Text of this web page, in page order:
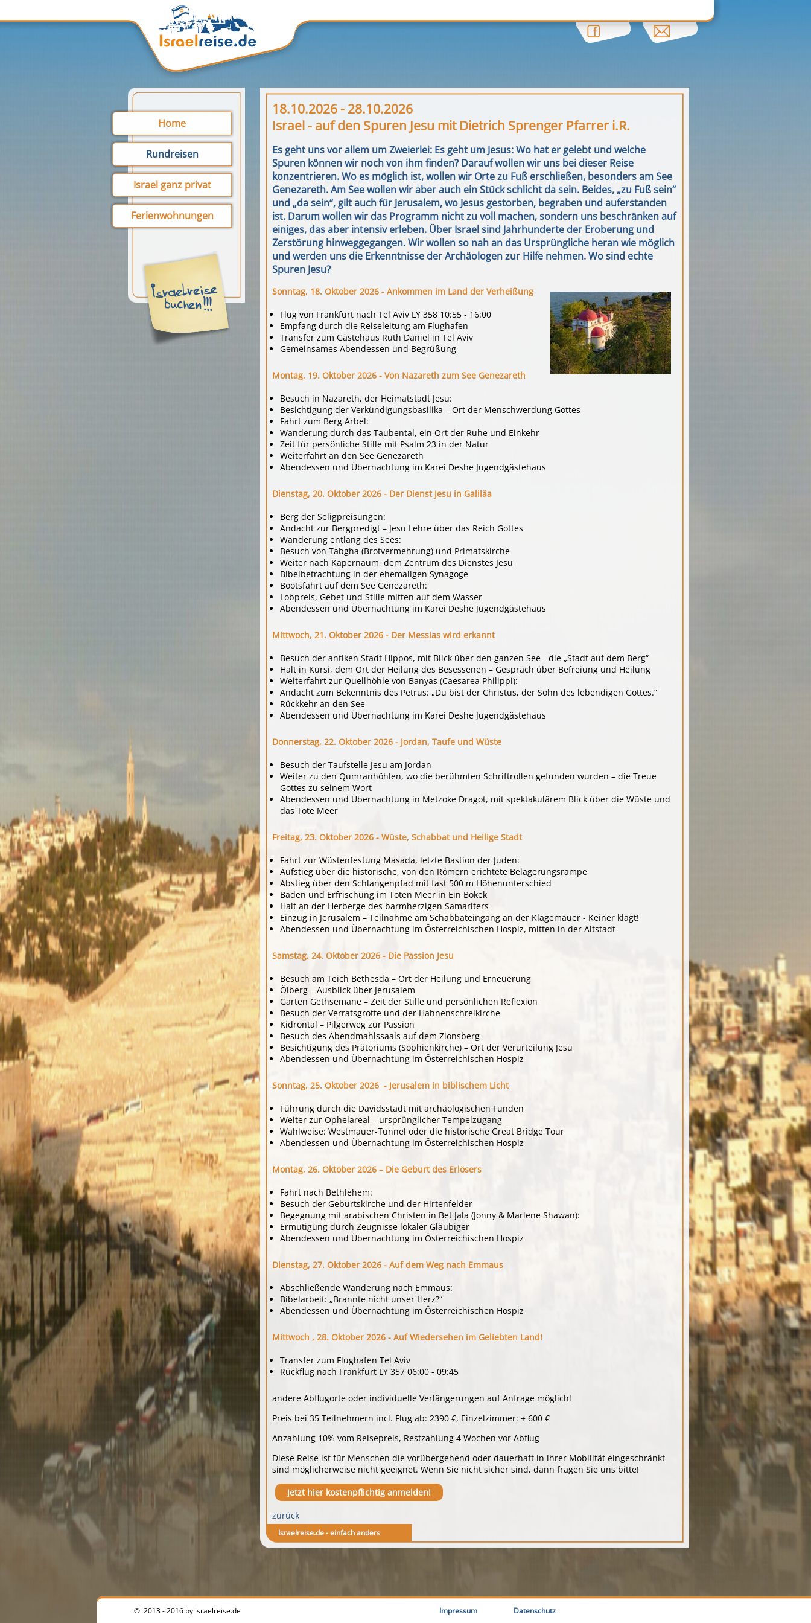
Home
Rundreisen
Israel ganz privat
Ferienwohnungen
18.10.2026 - 28.10.2026
Israel - auf den Spuren Jesu mit Dietrich Sprenger Pfarrer i.R.
Es geht uns vor allem um Zweierlei: Es geht um Jesus: Wo hat er gelebt und welche
Spuren können wir noch von ihm finden? Darauf wollen wir uns bei dieser Reise
konzentrieren. Wo es möglich ist, wollen wir Orte zu Fuß erschließen, besonders am See
Genezareth. Am See wollen wir aber auch ein Stück schlicht da sein. Beides, „zu Fuß sein“
und „da sein“, gilt auch für Jerusalem, wo Jesus gestorben, begraben und auferstanden
ist. Darum wollen wir das Programm nicht zu voll machen, sondern uns beschränken auf
einiges, das aber intensiv erleben. Über Israel sind Jahrhunderte der Eroberung und
Zerstörung hinweggegangen. Wir wollen so nah an das Ursprüngliche heran wie möglich
und werden uns die Erkenntnisse der Archäologen zur Hilfe nehmen. Wo sind echte
Spuren Jesu?
Sonntag, 18. Oktober 2026 - Ankommen im Land der Verheißung
Flug von Frankfurt nach Tel Aviv LY 358 10:55 - 16:00
Empfang durch die Reiseleitung am Flughafen
Transfer zum Gästehaus Ruth Daniel in Tel Aviv
Gemeinsames Abendessen und Begrüßung
Montag, 19. Oktober 2026 - Von Nazareth zum See Genezareth
Besuch in Nazareth, der Heimatstadt Jesu:
Besichtigung der Verkündigungsbasilika – Ort der Menschwerdung Gottes
Fahrt zum Berg Arbel:
Wanderung durch das Taubental, ein Ort der Ruhe und Einkehr
Zeit für persönliche Stille mit Psalm 23 in der Natur
Weiterfahrt an den See Genezareth
Abendessen und Übernachtung im Karei Deshe Jugendgästehaus
Dienstag, 20. Oktober 2026 - Der Dienst Jesu in Galiläa
Berg der Seligpreisungen:
Andacht zur Bergpredigt – Jesu Lehre über das Reich Gottes
Wanderung entlang des Sees:
Besuch von Tabgha (Brotvermehrung) und Primatskirche
Weiter nach Kapernaum, dem Zentrum des Dienstes Jesu
Bibelbetrachtung in der ehemaligen Synagoge
Bootsfahrt auf dem See Genezareth:
Lobpreis, Gebet und Stille mitten auf dem Wasser
Abendessen und Übernachtung im Karei Deshe Jugendgästehaus
Mittwoch, 21. Oktober 2026 - Der Messias wird erkannt
Besuch der antiken Stadt Hippos, mit Blick über den ganzen See - die „Stadt auf dem Berg“
Halt in Kursi, dem Ort der Heilung des Besessenen – Gespräch über Befreiung und Heilung
Weiterfahrt zur Quellhöhle von Banyas (Caesarea Philippi):
Andacht zum Bekenntnis des Petrus: „Du bist der Christus, der Sohn des lebendigen Gottes.“
Rückkehr an den See
Abendessen und Übernachtung im Karei Deshe Jugendgästehaus
Donnerstag, 22. Oktober 2026 - Jordan, Taufe und Wüste
Besuch der Taufstelle Jesu am Jordan
Weiter zu den Qumranhöhlen, wo die berühmten Schriftrollen gefunden wurden – die Treue
Gottes zu seinem Wort
Abendessen und Übernachtung in Metzoke Dragot, mit spektakulärem Blick über die Wüste und
das Tote Meer
Freitag, 23. Oktober 2026 - Wüste, Schabbat und Heilige Stadt
Fahrt zur Wüstenfestung Masada, letzte Bastion der Juden:
Aufstieg über die historische, von den Römern erichtete Belagerungsrampe
Abstieg über den Schlangenpfad mit fast 500 m Höhenunterschied
Baden und Erfrischung im Toten Meer in Ein Bokek
Halt an der Herberge des barmherzigen Samariters
Einzug in Jerusalem – Teilnahme am Schabbateingang an der Klagemauer - Keiner klagt!
Abendessen und Übernachtung im Österreichischen Hospiz, mitten in der Altstadt
Samstag, 24. Oktober 2026 - Die Passion Jesu
Besuch am Teich Bethesda – Ort der Heilung und Erneuerung
Ölberg – Ausblick über Jerusalem
Garten Gethsemane – Zeit der Stille und persönlichen Reflexion
Besuch der Verratsgrotte und der Hahnenschreikirche
Kidrontal – Pilgerweg zur Passion
Besuch des Abendmahlssaals auf dem Zionsberg
Besichtigung des Prätoriums (Sophienkirche) – Ort der Verurteilung Jesu
Abendessen und Übernachtung im Österreichischen Hospiz
Sonntag, 25. Oktober 2026 - Jerusalem in biblischem Licht
Führung durch die Davidsstadt mit archäologischen Funden
Weiter zur Ophelareal – ursprünglicher Tempelzugang
Wahlweise: Westmauer-Tunnel oder die historische Great Bridge Tour
Abendessen und Übernachtung im Österreichischen Hospiz
Montag, 26. Oktober 2026 – Die Geburt des Erlösers
Fahrt nach Bethlehem:
Besuch der Geburtskirche und der Hirtenfelder
Begegnung mit arabischen Christen in Bet Jala (Jonny & Marlene Shawan):
Ermutigung durch Zeugnisse lokaler Gläubiger
Abendessen und Übernachtung im Österreichischen Hospiz
Dienstag, 27. Oktober 2026 - Auf dem Weg nach Emmaus
Abschließende Wanderung nach Emmaus:
Bibelarbeit: „Brannte nicht unser Herz?“
Abendessen und Übernachtung im Österreichischen Hospiz
Mittwoch , 28. Oktober 2026 - Auf Wiedersehen im Geliebten Land!
Transfer zum Flughafen Tel Aviv
Rückflug nach Frankfurt LY 357 06:00 - 09:45
andere Abflugorte oder individuelle Verlängerungen auf Anfrage möglich!
Preis bei 35 Teilnehmern incl. Flug ab: 2390 €, Einzelzimmer: + 600 €
Anzahlung 10% vom Reisepreis, Restzahlung 4 Wochen vor Abflug
Diese Reise ist für Menschen die vorübergehend oder dauerhaft in ihrer Mobilität eingeschränkt
sind möglicherweise nicht geeignet. Wenn Sie nicht sicher sind, dann fragen Sie uns bitte!
Jetzt hier kostenpflichtig anmelden!
zurück
Israelreise.de - einfach anders
© 2013 - 2016 by israelreise.de Impressum Datenschutz